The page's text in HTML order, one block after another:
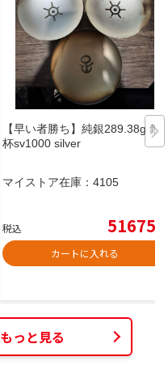
【早い者勝ち】純銀289.38g 銀
杯sv1000 silver
マイストア在庫： 4105
税込 51675
カートに入れる
っと見る